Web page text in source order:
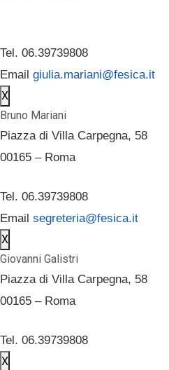
Tel. 06.39739808
Email giulia.mariani@fesica.it
X
Bruno Mariani
Piazza di Villa Carpegna, 58
00165 – Roma
Tel. 06.39739808
Email segreteria@fesica.it
X
Giovanni Galistri
Piazza di Villa Carpegna, 58
00165 – Roma
Tel. 06.39739808
X